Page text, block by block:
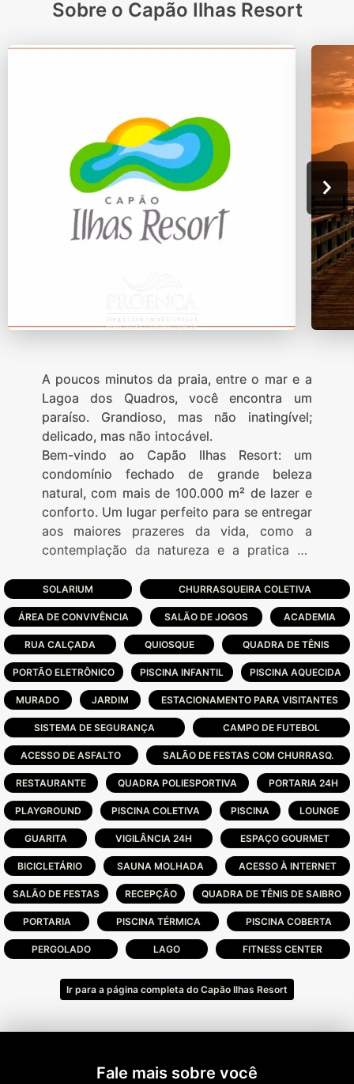
Sobre o Capão Ilhas Resort
A poucos minutos da praia, entre o mar e a
Lagoa dos Quadros, você encontra um
paraíso. Grandioso, mas não inatingível;
delicado, mas não intocável.
Bem-vindo ao Capão Ilhas Resort: um
condomínio fechado de grande beleza
natural, com mais de 100.000 m² de lazer e
conforto. Um lugar perfeito para se entregar
aos maiores prazeres da vida, como a
contemplação da natureza e a pratica de
SOLARIUM CHURRASQUEIRA COLETIVA
ÁREA DE CONVIVÊNCIA SALÃO DE JOGOS ACADEMIA
RUA CALÇADA QUIOSQUE QUADRA DE TÊNIS
PORTÃO ELETRÔNICO PISCINA INFANTIL PISCINA AQUECIDA
MURADO JARDIM ESTACIONAMENTO PARA VISITANTES
SISTEMA DE SEGURANÇA CAMPO DE FUTEBOL
ACESSO DE ASFALTO SALÃO DE FESTAS COM CHURRASQ.
RESTAURANTE QUADRA POLIESPORTIVA PORTARIA 24H
PLAYGROUND PISCINA COLETIVA PISCINA LOUNGE
GUARITA VIGILÂNCIA 24H ESPAÇO GOURMET
BICICLETÁRIO SAUNA MOLHADA ACESSO À INTERNET
SALÃO DE FESTAS RECEPÇÃO QUADRA DE TÊNIS DE SAIBRO
PORTARIA PISCINA TÉRMICA PISCINA COBERTA
PERGOLADO LAGO FITNESS CENTER
Ir para a página completa do Capão Ilhas Resort
Fale mais sobre você